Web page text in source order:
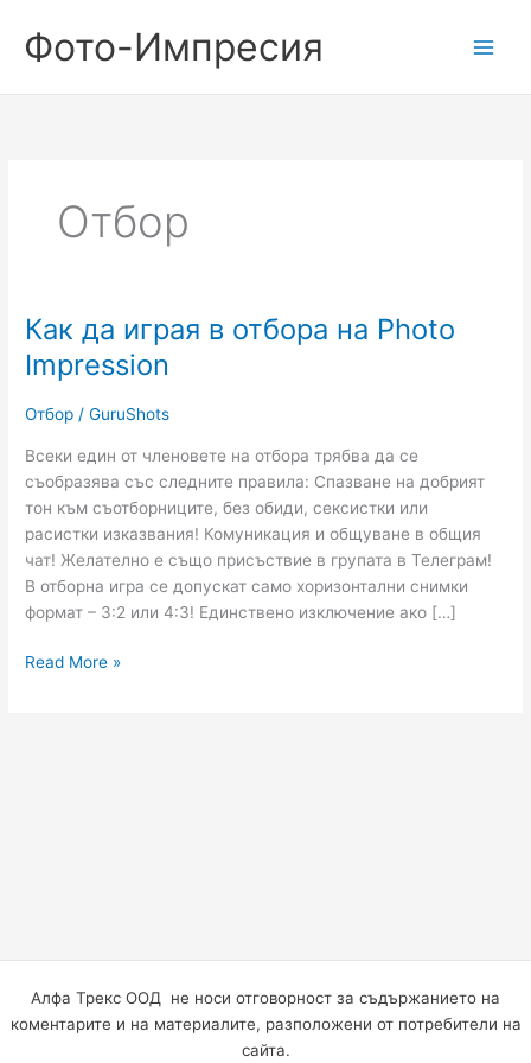
contentФото-Импресия
Отбор
Как да играя в отбора на Photo
Impression
Отбор /GuruShots
Всеки един от членовете на отбора трябва да се
съобразява със следните правила: Спазване на добрият
тон към съотборниците, без обиди, сексистки или
расистки изказвания! Комуникация и общуване в общия
чат! Желателно е също присъствие в групата в Телеграм!
В отборна игра се допускат само хоризонтални снимки
формат – 3:2 или 4:3! Единствено изключение ако […]
Как
да
играя
отбора
на
Photo
Impression
Read More »
Алфа Трекс ООД не носи отговорност за съдържанието на
коментарите и на материалите, разположени от потребители на
сайта.